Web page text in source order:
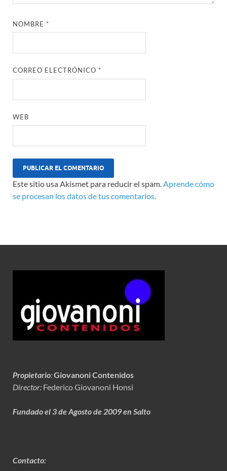
NOMBRE*
CORREO ELECTRÓNICO*
WEB
Este sitio usa Akismet para reducir el spam.Aprende cómo
se procesan los datos de tus comentarios.
Propietario:Giovanoni Contenidos
Director: Federico Giovanoni Honsi
Fundado el 3 de Agosto de 2009 en Salto
Contacto: